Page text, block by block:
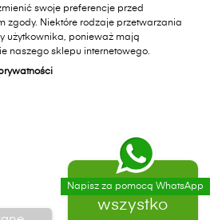
Sp. z o.o. 11-010 Barczewo,
przetwarza dane zgodnie z
internetowego[dostępną na stronie]
Furniture Sp. z o.o.
FurnitureAll rights reserved.
virtualmedia.pl
swoje preferencje przed
zgody. Niektóre rodzaje przetwarzania
użytkownika, ponieważ mają
naszego sklepu internetowego.
funkcjonalne
pliki cookie oraz cookie
Pliki cookie wymagane do
witryny i korzystania z jej
funkcji. Te pliki cookie są
Zaakceptuj
wszystko
Napisz za pomocą WhatsApp